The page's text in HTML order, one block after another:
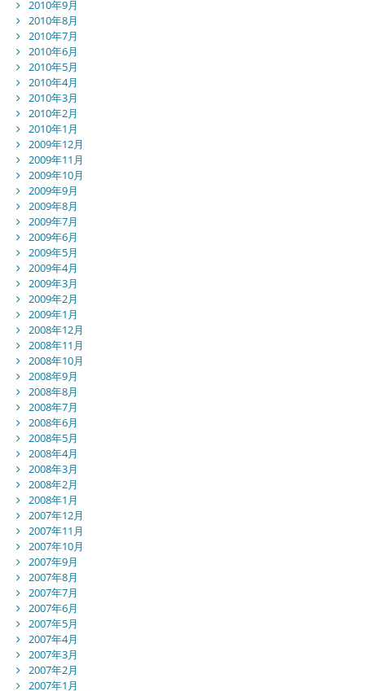
2010年9月
2010年8月
2010年7月
2010年6月
2010年5月
2010年4月
2010年3月
2010年2月
2010年1月
2009年12月
2009年11月
2009年10月
2009年9月
2009年8月
2009年7月
2009年6月
2009年5月
2009年4月
2009年3月
2009年2月
2009年1月
2008年12月
2008年11月
2008年10月
2008年9月
2008年8月
2008年7月
2008年6月
2008年5月
2008年4月
2008年3月
2008年2月
2008年1月
2007年12月
2007年11月
2007年10月
2007年9月
2007年8月
2007年7月
2007年6月
2007年5月
2007年4月
2007年3月
2007年2月
2007年1月